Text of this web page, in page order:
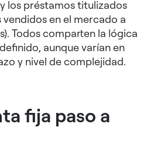
los préstamos titulizados
en el mercado a
Todos comparten la lógica
aunque varían en
y nivel de complejidad.
fija paso a